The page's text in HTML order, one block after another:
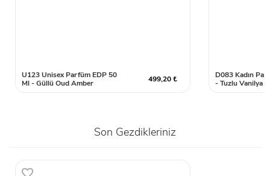
U123 Unisex Parfüm EDP 50
Ml - Güllü Oud Amber
499,20 ₺
D083 Kadın
- Tuzlu Vanilya
Son Gezdikleriniz